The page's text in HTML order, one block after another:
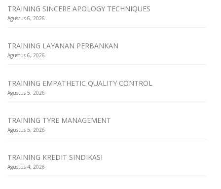
TRAINING SINCERE APOLOGY TECHNIQUES
Agustus 6, 2026
TRAINING LAYANAN PERBANKAN
Agustus 6, 2026
TRAINING EMPATHETIC QUALITY CONTROL
Agustus 5, 2026
TRAINING TYRE MANAGEMENT
Agustus 5, 2026
TRAINING KREDIT SINDIKASI
Agustus 4, 2026